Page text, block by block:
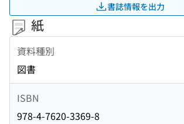
書誌情報を出力
紙
資料種別
図書
ISBN
978-4-7620-3369-8